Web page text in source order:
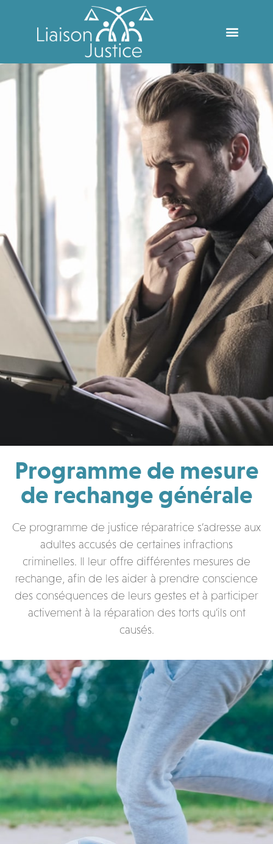
Programme de mesure
de rechange générale
Ce programme de justice réparatrice s’adresse aux
adultes accusés de certaines infractions
criminelles. Il leur offre différentes mesures de
rechange, afin de les aider à prendre conscience
des conséquences de leurs gestes et à participer
activement à la réparation des torts qu’ils ont
causés.